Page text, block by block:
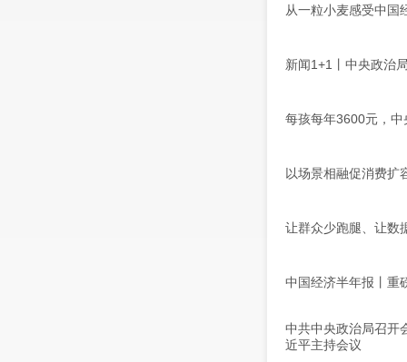
从一粒小麦感受中
新闻1+1丨中央政治
每孩每年3600元，
以场景相融促消费
让群众少跑腿、让数
中国经济半年报丨重
中共中央政治局召开
近平主持会议